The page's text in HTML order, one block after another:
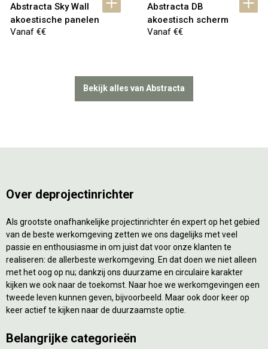
Abstracta Sky Wall
akoestische panelen
Vanaf €€
Abstracta DB
akoestisch scherm
Vanaf €€
Bekijk alles van Abstracta
Over deprojectinrichter
Als grootste onafhankelijke projectinrichter én expert op het gebied
van de beste werkomgeving zetten we ons dagelijks met veel
passie en enthousiasme in om juist dat voor onze klanten te
realiseren: de allerbeste werkomgeving. En dat doen we niet alleen
met het oog op nu; dankzij ons duurzame en circulaire karakter
kijken we ook naar de toekomst. Naar hoe we werkomgevingen een
tweede leven kunnen geven, bijvoorbeeld. Maar ook door keer op
keer actief te kijken naar de duurzaamste optie.
Belangrijke categorieën